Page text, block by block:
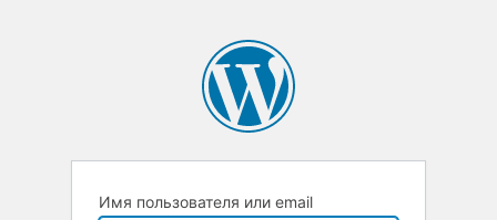
Имя пользователя или email